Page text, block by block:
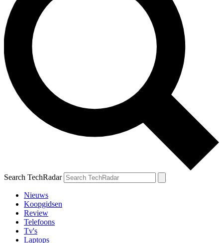
Search TechRadar
Nieuws
Koopgidsen
Review
Telefoons
Tv's
Laptops